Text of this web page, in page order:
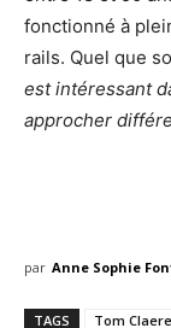
fonctionné à
rails. Quel que
est intéressant
approcher
par Anne Sophie
TAGS Tom